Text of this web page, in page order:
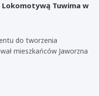
Tuwima w
do tworzenia
mieszkańców Jaworzna